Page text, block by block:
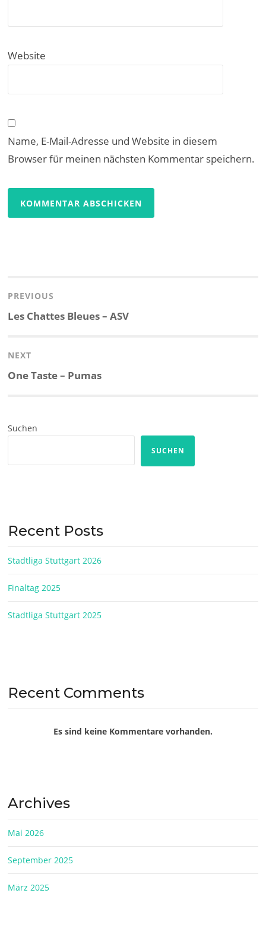
Website
Name, E-Mail-Adresse und Website in diesem
Browser für meinen nächsten Kommentar speichern.
PREVIOUS
Previous
Les Chattes Bleues – ASV
NEXT
Next
One Taste – Pumas
Suchen
SUCHEN
Recent Posts
Stadtliga Stuttgart 2026
Finaltag 2025
Stadtliga Stuttgart 2025
Recent Comments
Es sind keine Kommentare vorhanden.
Archives
Mai 2026
September 2025
März 2025